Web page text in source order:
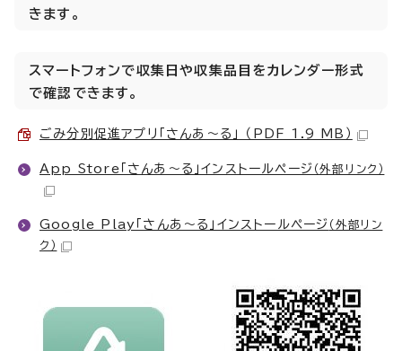
きます。
スマートフォンで収集日や収集品目をカレンダー形式
で確認できます。
ごみ分別促進アプリ「さんあ～る」 （PDF 1.9 MB）
App Store「さんあ～る」インストールページ （外部リンク）
Google Play「さんあ～る」インストールページ （外部リン
ク）